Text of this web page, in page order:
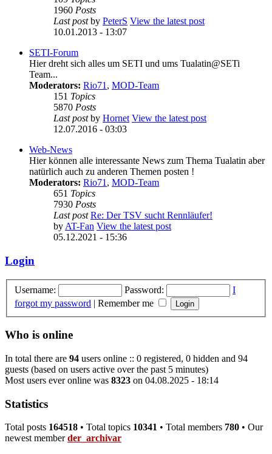
1960 Posts
Last postby PeterS View the latest post
10.01.2013 - 13:07
SETI-Forum
Hier dreht sich alles um SETI und ums Tualatin@SETi
Team...
Moderators: Rio71, MOD-Team
151 Topics
5870 Posts
Last postby Hornet View the latest post
12.07.2016 - 03:03
Web-News
Hier können alle interessante News zum Thema Tualatin aber
natürlich auch zu anderen Themen posten !
Moderators: Rio71, MOD-Team
651 Topics
7930 Posts
Last post Re: Der TSV sucht Rennläufer!
byAT-Fan View the latest post
05.12.2021 - 15:36
Login
Username: Password:
I
forgot my password | Remember me
Who is online
In total there are 94 users online :: 0 registered, 0 hidden and 94
guests (based on users active over the past 5 minutes)
Most users ever online was 8323 on 04.08.2025 - 18:14
Statistics
Total posts 164518 • Total topics 10341 • Total members 780 • Our
newest memberder_archivar